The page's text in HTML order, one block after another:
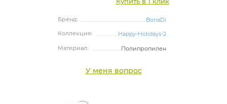
Бренд:
BonaDi
Коллекция:
Happy-Holidays-2
Материал:
Полипропилен
У меня вопрос